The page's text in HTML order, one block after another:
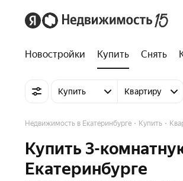
Новостройки Купить Снять
Купить Квартиру
Недвижимость в Екатеринбурге Купить
Купить 3-
Екатеринбурге